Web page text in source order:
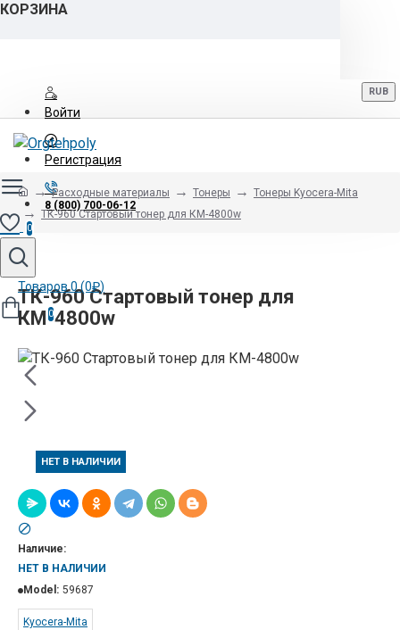
КОРЗИНА
Войти
Регистрация
8 (800) 700-06-12
RUB
0
Товаров 0 (0₽)
0
Расходные материалы Тонеры
Тонеры Kyocera-Mita
ТК-960 Стартовый тонер для КМ-4800w
ТК-960 Стартовый тонер для
КМ-4800w
НЕТ В НАЛИЧИИ
Наличие:
НЕТ В НАЛИЧИИ
Model: 59687
Kyocera-Mita